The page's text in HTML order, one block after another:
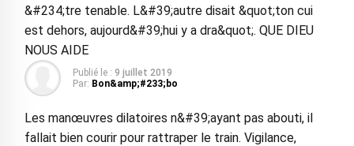
&#234;tre tenable. L&#39;autre disait &quot;ton cui
est dehors, aujourd&#39;hui y a dra&quot;. QUE DIEU
NOUS AIDE
Publié le : 9 juillet 2019
Par: Bon&amp;#233;bo
Les manœuvres dilatoires n&#39;ayant pas abouti, il
fallait bien courir pour rattraper le train. Vigilance,